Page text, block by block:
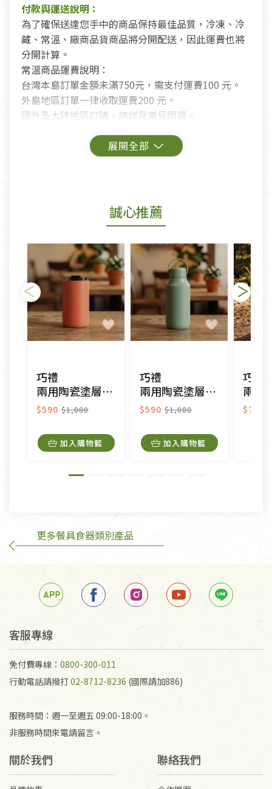
付款與運送說明：
為了確保送達您手中的商品保持最佳品質，冷凍、冷
藏、常溫、廠商品貨商品將分開配送，因此運費也將
分開計算。
常溫商品運費說明：
台灣本島訂單金額未滿750元，需支付運費100 元。
外島地區訂單一律收取運費200 元。
國外及大陸地區訂購，請詳見常見問題。
鑑賞期商品說明：
若您購買的商品有下列「不適用七天鑑賞期商品」情
形者，除商品瑕疵以外，恕不接受退換貨.
依消保法之規定提供該商品七天免費鑑賞期(含例假
日)的服務，原則上若商品未經使用或被汙損(除商品
瑕疵)，一般皆可申請退換貨。
不適用七天鑑賞期商品：
以數位或電磁紀錄形式儲存之商品、易於變質或損壞
接受原片換新。
衣飾鞋類-如T恤，如於送達後水洗或污損者。
美容保養用品、內衣褲、襪子、口罩等私人消耗性產
內衣褲、襪子、口罩個人衛生用品除商品本身有瑕疵
外,依據《通訊交易解除權合理例外情事適用準
訂購手抄稿退貨需知：
若未保持原包裝方式或未使用原箱退回，導致書籍有
任何折損、磨損、污損或凹角，將不接受退貨，也不
不接受退貨之手抄稿，為敬重法寶故，里仁網購無法
代為結緣處理等。 若需將手抄稿寄還給消費者，因而
產生的運費100元/箱將由消費者負擔。
誠心推薦
巧禮
兩用陶瓷塗層保溫杯-蜜桃粉350ml
$590 $1,080
加入購物籃
巧禮
兩用陶瓷塗層保溫杯-莫蘭綠350ml
$590 $1,080
加入購物籃
巧禮
兩用陶瓷塗
$790
更多餐具食器類別產品
客服專線
免付費專線： 0800-300-011
行動電話請撥打02-8712-8236 (國際請加886)
服務時間：週一至週五 09:00-18:00。
非服務時間來電請留言。
關於我們 聯絡我們